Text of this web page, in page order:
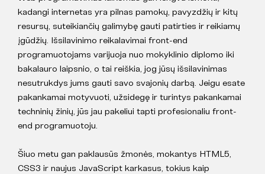
kadangi internetas yra pilnas pamokų, pavyzdžių ir kitų
resursų, suteikiančių galimybę gauti patirties ir reikiamų
įgūdžių. Išsilavinimo reikalavimai front-end
programuotojams varijuoja nuo mokyklinio diplomo iki
bakalauro laipsnio, o tai reiškia, jog jūsų išsilavinimas
nesutrukdys jums gauti savo svajonių darbą. Jeigu esate
pakankamai motyvuoti, užsidegę ir turintys pakankamai
techninių žinių, jūs jau pakeliui tapti profesionaliu front-
end programuotoju.
Šiuo metu gan paklausūs žmonės, mokantys HTML5,
CSS3 ir naujus JavaScript karkasus, tokius kaip